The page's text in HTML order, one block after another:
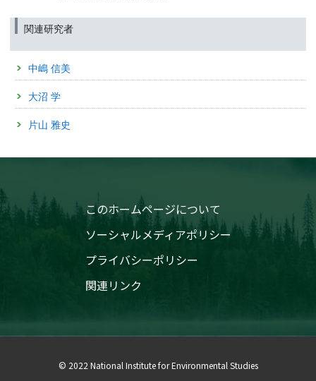
（筑波研究学園都市記者会、環境省記者クラブ、環境記者会、三島記者クラ
2023年6月22日
細胞のタイムカプセルで絶滅危惧種の多様性を未来に残す
—国⽴環境研究所、絶滅危惧種細胞保存事業を拡⼤
沖縄の次は北海道へ
（筑波研究学園都市記者会、環境省記者クラブ、環境記者会、沖縄県政記者
クラブ、⽂部科学省記者会同時配付）
2023年3月10日
福島第一原発近傍で観察された巻貝の生殖異常のメカニズ
— 神経ペプチド遺伝子の発現低下と発現調節スイッチの異
（文部科学記者会、科学記者会、広島大学関係報道機関、環境記者会、環境
2023年1月27日
—最小サイズの緑藻・メダカモを発見—
関連研究者
中嶋 信美
大沼 学
片山 雅史
このホームページについて
ソーシャルメディアポリシー
プライバシーポリシー
関連リンク
© 2022 National Institute for Environmental Studies